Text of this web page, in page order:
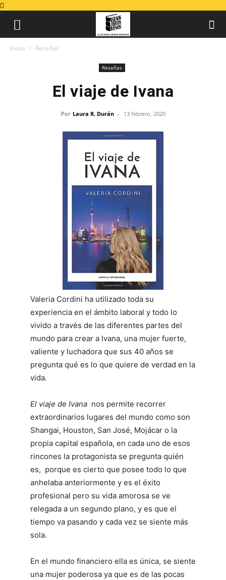
Inicio Reseñas
Reseñas
El viaje de Ivana
Por Laura R. Durán - 13 febrero, 2020
Valeria Cordini ha utilizado toda su
experiencia en el ámbito laboral y todo lo
vivido a través de las diferentes partes del
mundo para crear a Ivana, una mujer fuerte,
valiente y luchadora que sus 40 años se
pregunta qué es lo que quiere de verdad en la
vida.
El viaje de Ivana nos permite recorrer
extraordinarios lugares del mundo como son
Shangai, Houston, San José, Mojácar o la
propia capital española, en cada uno de esos
rincones la protagonista se pregunta quién
es, porque es cierto que posee todo lo que
anhelaba anteriormente y es el éxito
profesional pero su vida amorosa se ve
relegada a un segundo plano, y es que el
tiempo va pasando y cada vez se siente más
sola.
En el mundo financiero ella es única, se siente
una mujer poderosa ya que es de las pocas